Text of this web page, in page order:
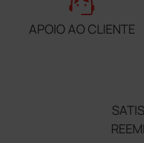
APOIO AO CLIENTE